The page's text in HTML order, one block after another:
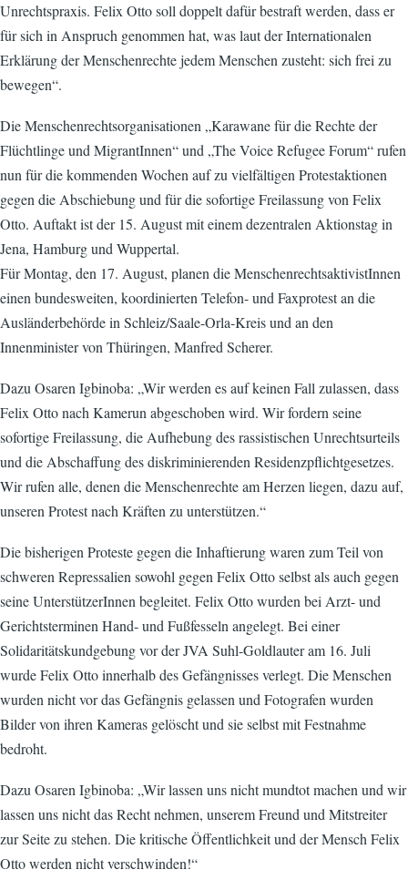
Unrechtspraxis. Felix Otto soll doppelt dafür bestraft werden, dass er
für sich in Anspruch genommen hat, was laut der Internationalen
Erklärung der Menschenrechte jedem Menschen zusteht: sich frei zu
bewegen“.
Die Menschenrechtsorganisationen „Karawane für die Rechte der
Flüchtlinge und MigrantInnen“ und „The Voice Refugee Forum“ rufen
nun für die kommenden Wochen auf zu vielfältigen Protestaktionen
gegen die Abschiebung und für die sofortige Freilassung von Felix
Otto. Auftakt ist der 15. August mit einem dezentralen Aktionstag in
Jena, Hamburg und Wuppertal.
Für Montag, den 17. August, planen die MenschenrechtsaktivistInnen
einen bundesweiten, koordinierten Telefon- und Faxprotest an die
Ausländerbehörde in Schleiz/Saale-Orla-Kreis und an den
Innenminister von Thüringen, Manfred Scherer.
Dazu Osaren Igbinoba: „Wir werden es auf keinen Fall zulassen, dass
Felix Otto nach Kamerun abgeschoben wird. Wir fordern seine
sofortige Freilassung, die Aufhebung des rassistischen Unrechtsurteils
und die Abschaffung des diskriminierenden Residenzpflichtgesetzes.
Wir rufen alle, denen die Menschenrechte am Herzen liegen, dazu auf,
unseren Protest nach Kräften zu unterstützen.“
Die bisherigen Proteste gegen die Inhaftierung waren zum Teil von
schweren Repressalien sowohl gegen Felix Otto selbst als auch gegen
seine UnterstützerInnen begleitet. Felix Otto wurden bei Arzt- und
Gerichtsterminen Hand- und Fußfesseln angelegt. Bei einer
Solidaritätskundgebung vor der JVA Suhl-Goldlauter am 16. Juli
wurde Felix Otto innerhalb des Gefängnisses verlegt. Die Menschen
wurden nicht vor das Gefängnis gelassen und Fotografen wurden
Bilder von ihren Kameras gelöscht und sie selbst mit Festnahme
bedroht.
Dazu Osaren Igbinoba: „Wir lassen uns nicht mundtot machen und wir
lassen uns nicht das Recht nehmen, unserem Freund und Mitstreiter
zur Seite zu stehen. Die kritische Öffentlichkeit und der Mensch Felix
Otto werden nicht verschwinden!“